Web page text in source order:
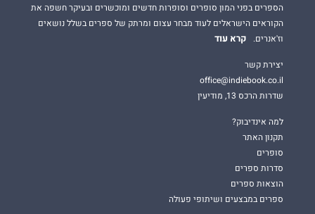
הספרים בפני המון סופרים וסופרות חדשים ומוכשרים ובעיקר חשפה את
הקוראים הישראלים לעוד מבחר עצום ומרתק של ספרים בשלל נושאים
וז'אנרים.
קרא עוד
יצירת קשר
office@indiebook.co.il
שדרות הרכס 13, מודיעין
למה אינדיבוק?
תקנון האתר
סופרים
סדרות ספרים
הוצאות ספרים
ספרים במבצעים ושיתופי פעולה